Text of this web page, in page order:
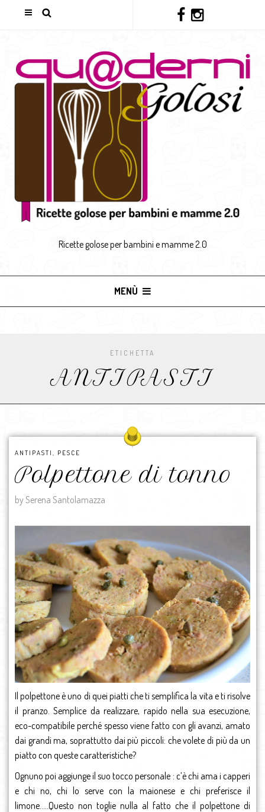
Ricette golose per bambini e mamme 2.0
MENÙ
ETICHETTA
ANTIPASTI
ANTIPASTI PESCE
Polpettone di tonno
by Serena Santolamazza
Il polpettone è uno di quei piatti che ti semplifica la vita e ti risolve
il pranzo. Semplice da realizzare, rapido nella sua esecuzione,
eco-compatibile perché spesso viene fatto con gli avanzi, amato
dai grandi ma, soprattutto dai più piccoli: che volete di più da un
piatto con queste caratteristiche?
Ognuno poi aggiunge il suo tocco personale : c’è chi ama i capperi
e chi no, chi lo serve con la maionese e chi preferisce il
limone…..Questo non toglie nulla al fatto che il polpettone di